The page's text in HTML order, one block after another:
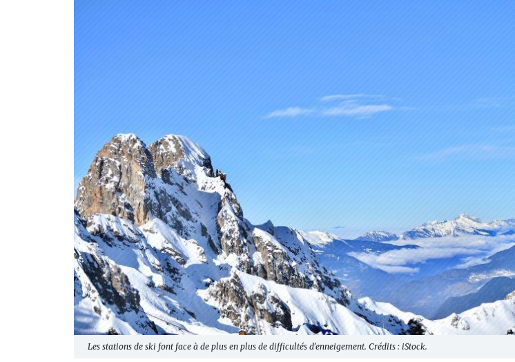
Les stations de ski font face à de plus en plus de difficultés d'enneigement. Crédits : iStock.